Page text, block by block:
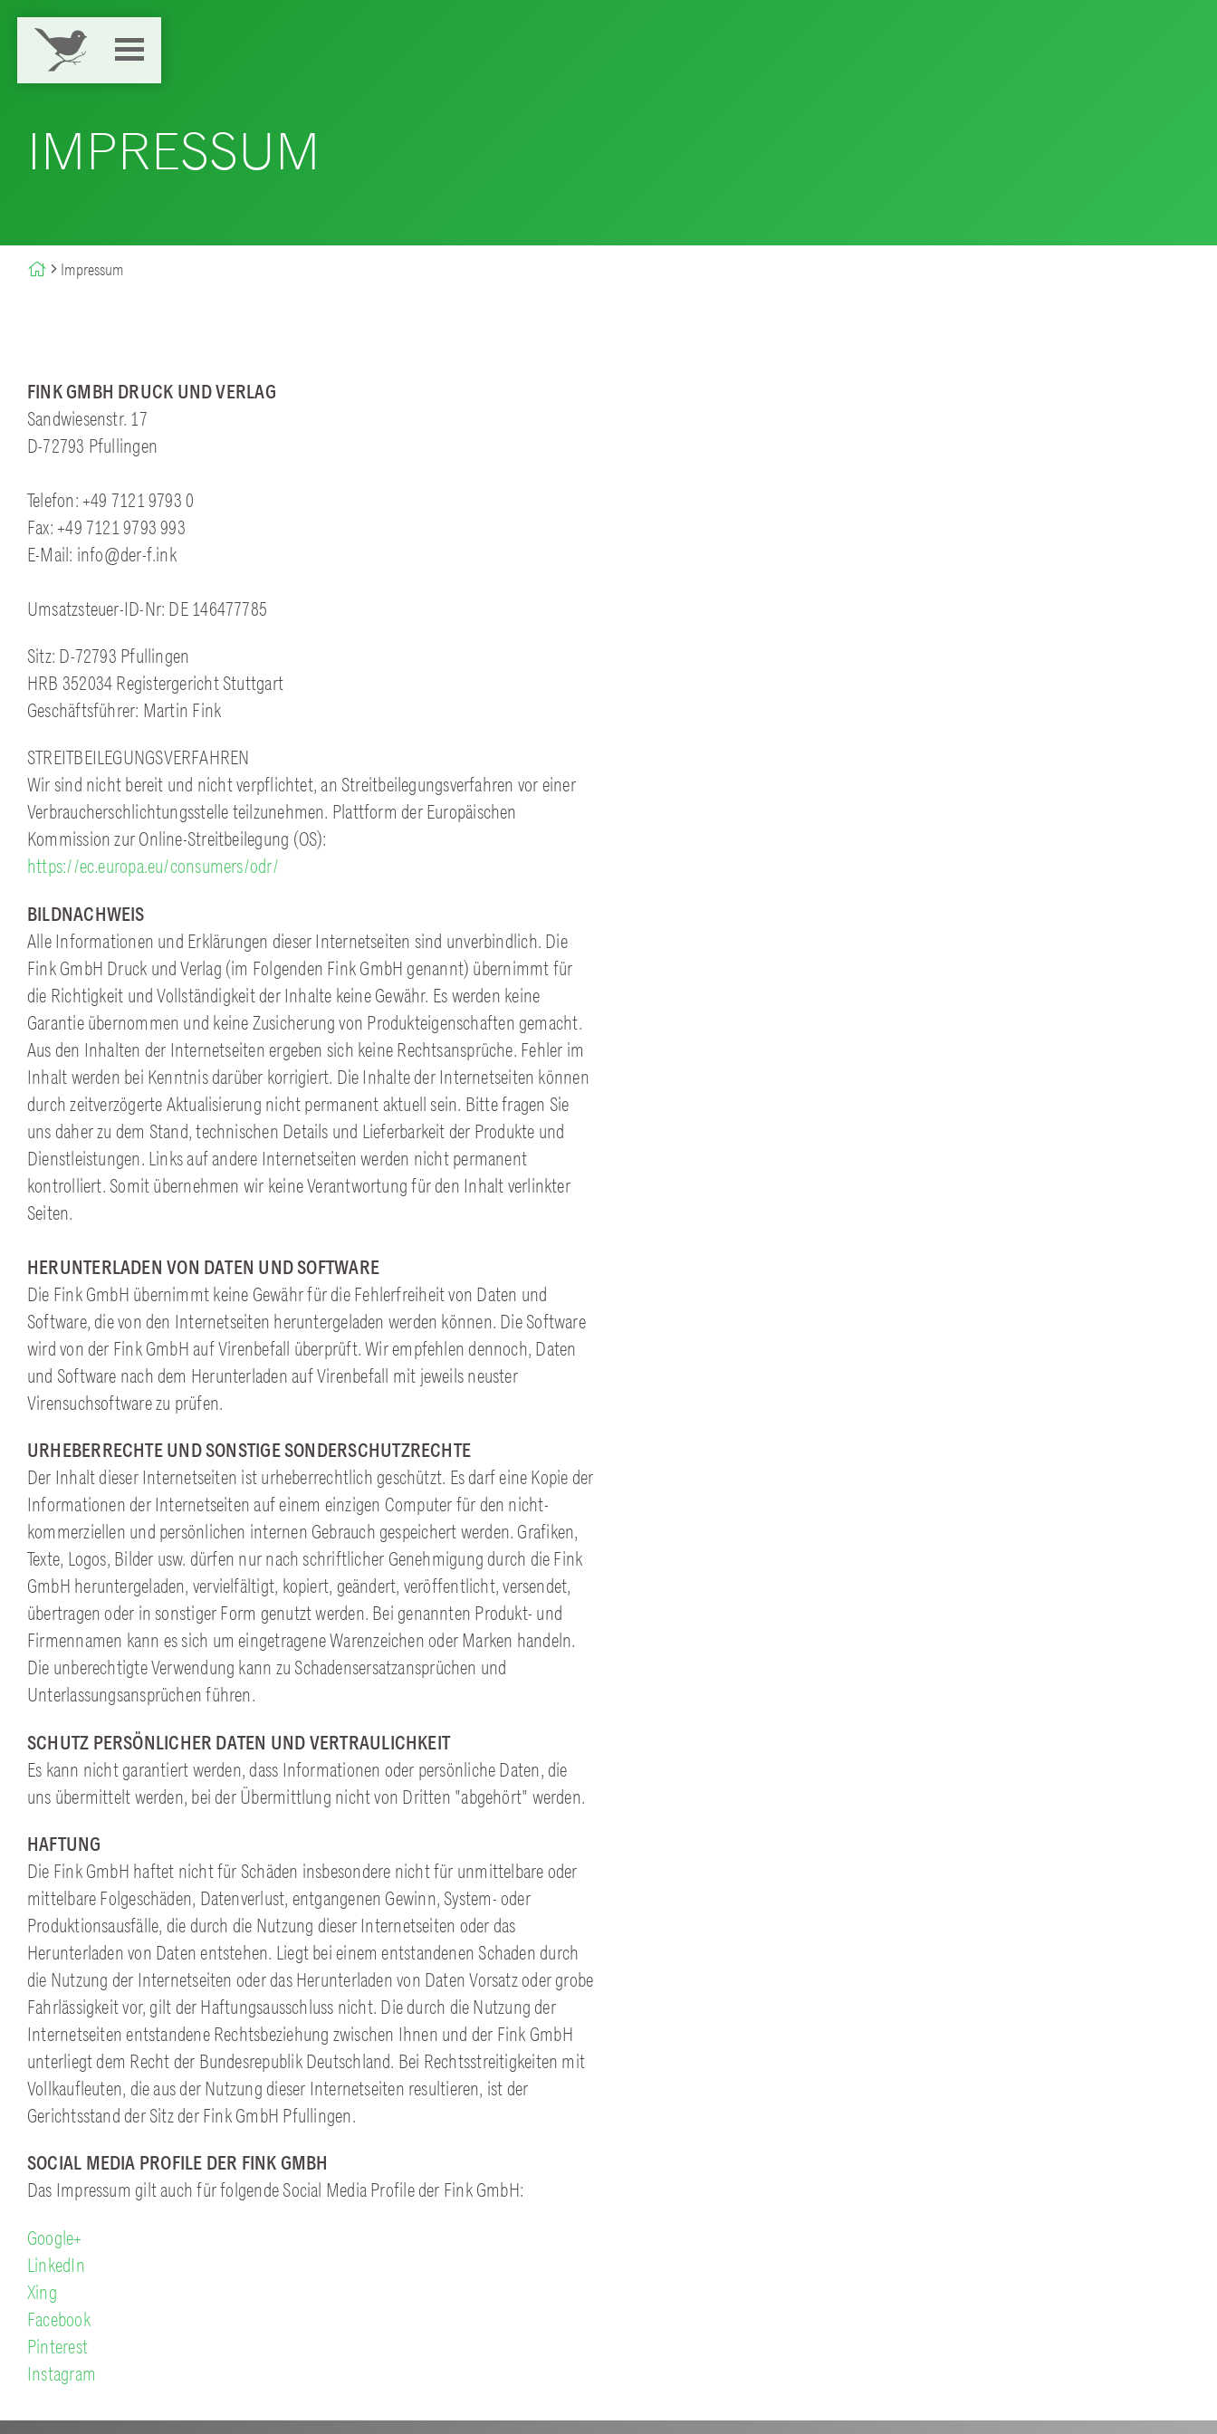
IMPRESSUM
Impressum
FINK GMBH DRUCK UND VERLAG
Sandwiesenstr. 17
D-72793 Pfullingen
Telefon: +49 7121 9793 0
Fax: +49 7121 9793 993
E-Mail: info@der-f.ink
Umsatzsteuer-ID-Nr: DE 146477785
Sitz: D-72793 Pfullingen
HRB 352034 Registergericht Stuttgart
Geschäftsführer: Martin Fink
STREITBEILEGUNGSVERFAHREN
Wir sind nicht bereit und nicht verpflichtet, an Streitbeilegungsverfahren vor einer
Verbraucherschlichtungsstelle teilzunehmen. Plattform der Europäischen
Kommission zur Online-Streitbeilegung (OS):
https://ec.europa.eu/consumers/odr/
BILDNACHWEIS
Alle Informationen und Erklärungen dieser Internetseiten sind unverbindlich. Die
Fink GmbH Druck und Verlag (im Folgenden Fink GmbH genannt) übernimmt für
die Richtigkeit und Vollständigkeit der Inhalte keine Gewähr. Es werden keine
Garantie übernommen und keine Zusicherung von Produkteigenschaften gemacht.
Aus den Inhalten der Internetseiten ergeben sich keine Rechtsansprüche. Fehler im
Inhalt werden bei Kenntnis darüber korrigiert. Die Inhalte der Internetseiten können
durch zeitverzögerte Aktualisierung nicht permanent aktuell sein. Bitte fragen Sie
uns daher zu dem Stand, technischen Details und Lieferbarkeit der Produkte und
Dienstleistungen. Links auf andere Internetseiten werden nicht permanent
kontrolliert. Somit übernehmen wir keine Verantwortung für den Inhalt verlinkter
Seiten.
HERUNTERLADEN VON DATEN UND SOFTWARE
Die Fink GmbH übernimmt keine Gewähr für die Fehlerfreiheit von Daten und
Software, die von den Internetseiten heruntergeladen werden können. Die Software
wird von der Fink GmbH auf Virenbefall überprüft. Wir empfehlen dennoch, Daten
und Software nach dem Herunterladen auf Virenbefall mit jeweils neuster
Virensuchsoftware zu prüfen.
URHEBERRECHTE UND SONSTIGE SONDERSCHUTZRECHTE
Der Inhalt dieser Internetseiten ist urheberrechtlich geschützt. Es darf eine Kopie der
Informationen der Internetseiten auf einem einzigen Computer für den nicht-
kommerziellen und persönlichen internen Gebrauch gespeichert werden. Grafiken,
Texte, Logos, Bilder usw. dürfen nur nach schriftlicher Genehmigung durch die Fink
GmbH heruntergeladen, vervielfältigt, kopiert, geändert, veröffentlicht, versendet,
übertragen oder in sonstiger Form genutzt werden. Bei genannten Produkt- und
Firmennamen kann es sich um eingetragene Warenzeichen oder Marken handeln.
Die unberechtigte Verwendung kann zu Schadensersatzansprüchen und
Unterlassungsansprüchen führen.
SCHUTZ PERSÖNLICHER DATEN UND VERTRAULICHKEIT
Es kann nicht garantiert werden, dass Informationen oder persönliche Daten, die
uns übermittelt werden, bei der Übermittlung nicht von Dritten "abgehört" werden.
HAFTUNG
Die Fink GmbH haftet nicht für Schäden insbesondere nicht für unmittelbare oder
mittelbare Folgeschäden, Datenverlust, entgangenen Gewinn, System- oder
Produktionsausfälle, die durch die Nutzung dieser Internetseiten oder das
Herunterladen von Daten entstehen. Liegt bei einem entstandenen Schaden durch
die Nutzung der Internetseiten oder das Herunterladen von Daten Vorsatz oder grobe
Fahrlässigkeit vor, gilt der Haftungsausschluss nicht. Die durch die Nutzung der
Internetseiten entstandene Rechtsbeziehung zwischen Ihnen und der Fink GmbH
unterliegt dem Recht der Bundesrepublik Deutschland. Bei Rechtsstreitigkeiten mit
Vollkaufleuten, die aus der Nutzung dieser Internetseiten resultieren, ist der
Gerichtsstand der Sitz der Fink GmbH Pfullingen.
SOCIAL MEDIA PROFILE DER FINK GMBH
Das Impressum gilt auch für folgende Social Media Profile der Fink GmbH:
Google+
LinkedIn
Xing
Facebook
Pinterest
Instagram